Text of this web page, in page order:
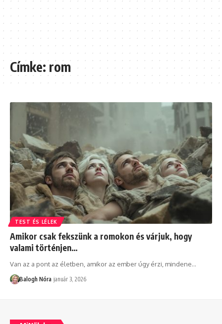
Címke:rom
TEST ÉS LÉLEK
Amikor csak fekszünk a romokon és várjuk, hogy
valami történjen…
Van az a pont az életben, amikor az ember úgy érzi, mindene…
Balogh Nóra január 3, 2026